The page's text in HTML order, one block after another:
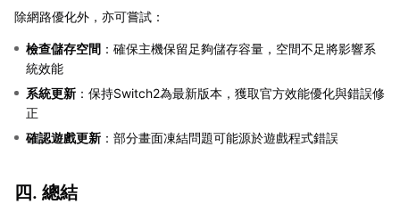
除網路優化外，亦可嘗試：
檢查儲存空間 ：確保主機保留足夠儲存容量，空間不足將影響系
統效能
系統更新 ：保持Switch2為最新版本，獲取官方效能優化與錯誤修
正
確認遊戲更新 ：部分畫面凍結問題可能源於遊戲程式錯誤
四. 總結